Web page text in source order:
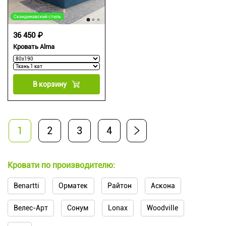
Скандинавский стиль
Кровать Alma
36 450 ₽
В корзину
1 2 3 4
Кровати по производителю:
Benartti Орматек Райтон Аскона
Велес-Арт Сонум Lonax Woodville